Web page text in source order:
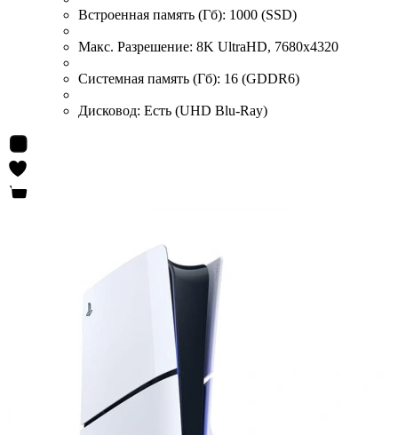
Встроенная память (Гб): 1000 (SSD)
Макс. Разрешение: 8K UltraHD, 7680x4320
Системная память (Гб): 16 (GDDR6)
Дисковод: Есть (UHD Blu-Ray)